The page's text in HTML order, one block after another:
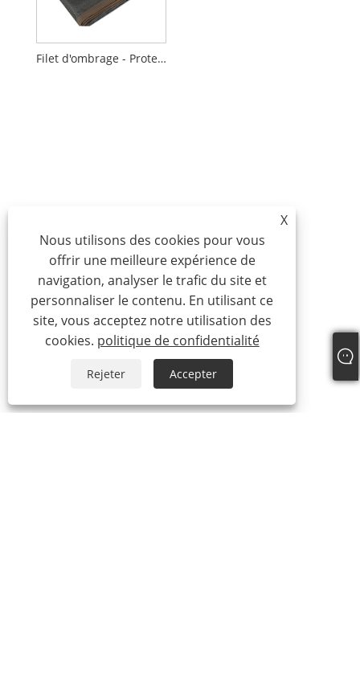
Filet d'ombrage - Protection de jardin robuste et résistante aux UV
X
Nous utilisons des cookies pour vous
offrir une meilleure expérience de
navigation, analyser le trafic du site et
personnaliser le contenu. En utilisant ce
site, vous acceptez notre utilisation des
cookies. politique de confidentialité
Rejeter Accepter